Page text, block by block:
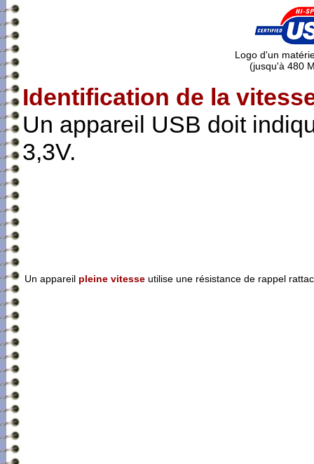
Logo d'un
(jusqu'à 480
Identification de la
Un appareil USB doit
3,3V.
Un appareil pleine vitesseutilise une résistance de rappel